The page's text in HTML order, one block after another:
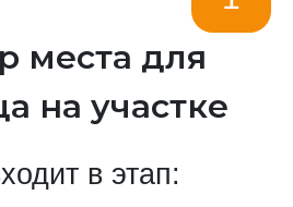
места для
на участке
в этап: